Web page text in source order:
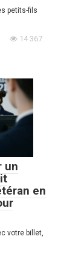
petits-fils
14 367
un
en
votre billet,